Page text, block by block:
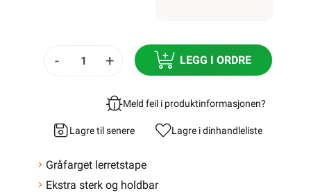
- + LEGG I ORDRE
Meld feil i produktinformasjonen?
Lagre til senere Lagre i dinhandleliste
Gråfarget lerretstape
Ekstra sterk og holdbar